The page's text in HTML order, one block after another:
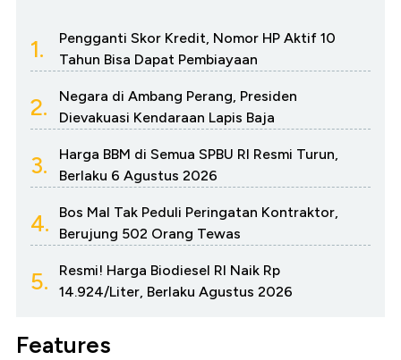
1.
Pengganti Skor Kredit, Nomor HP Aktif 10
Tahun Bisa Dapat Pembiayaan
2.
Negara di Ambang Perang, Presiden
Dievakuasi Kendaraan Lapis Baja
3.
Harga BBM di Semua SPBU RI Resmi Turun,
Berlaku 6 Agustus 2026
4.
Bos Mal Tak Peduli Peringatan Kontraktor,
Berujung 502 Orang Tewas
5.
Resmi! Harga Biodiesel RI Naik Rp
14.924/Liter, Berlaku Agustus 2026
Features